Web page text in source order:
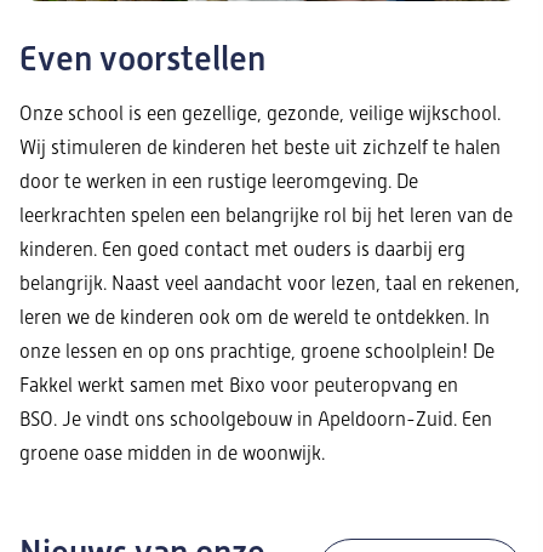
Even voorstellen
Onze school is een gezellige, gezonde, veilige wijkschool.
Wij stimuleren de kinderen het beste uit zichzelf te halen
door te werken in een rustige leeromgeving. De
leerkrachten spelen een belangrijke rol bij het leren van de
kinderen. Een goed contact met ouders is daarbij erg
belangrijk. Naast veel aandacht voor lezen, taal en rekenen,
leren we de kinderen ook om de wereld te ontdekken. In
onze lessen en op ons prachtige, groene schoolplein! De
Fakkel werkt samen met Bixo voor peuteropvang en
BSO. Je vindt ons schoolgebouw in Apeldoorn-Zuid. Een
groene oase midden in de woonwijk.